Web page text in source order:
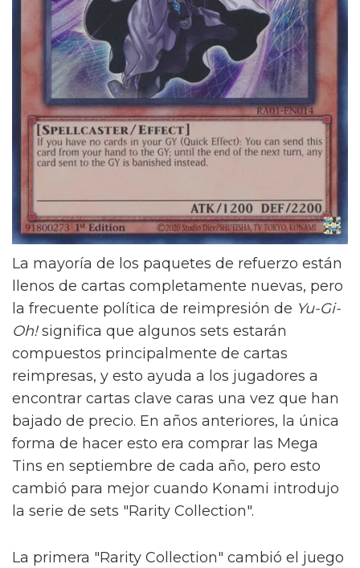
La mayoría de los paquetes de refuerzo están
llenos de cartas completamente nuevas, pero
la frecuente política de reimpresión de Yu-Gi-
Oh!significa que algunos sets estarán
compuestos principalmente de cartas
reimpresas, y esto ayuda a los jugadores a
encontrar cartas clave caras una vez que han
bajado de precio. En años anteriores, la única
forma de hacer esto era comprar las Mega
Tins en septiembre de cada año, pero esto
cambió para mejor cuando Konami introdujo
la serie de sets "Rarity Collection".
La primera "Rarity Collection" cambió el juego